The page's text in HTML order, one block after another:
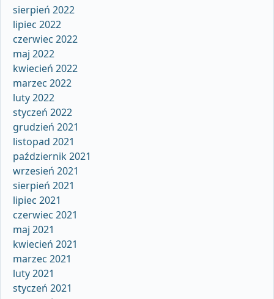
sierpień 2022
lipiec 2022
czerwiec 2022
maj 2022
kwiecień 2022
marzec 2022
luty 2022
styczeń 2022
grudzień 2021
listopad 2021
październik 2021
wrzesień 2021
sierpień 2021
lipiec 2021
czerwiec 2021
maj 2021
kwiecień 2021
marzec 2021
luty 2021
styczeń 2021